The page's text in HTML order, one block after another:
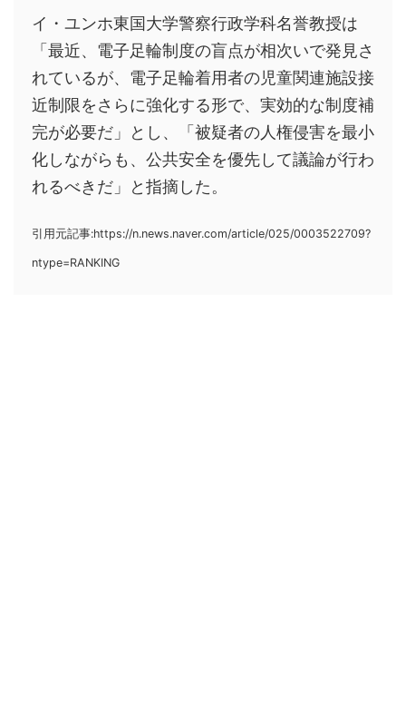
イ・ユンホ東国大学警察行政学科名誉教授は
「最近、電子足輪制度の盲点が相次いで発見さ
れているが、電子足輪着用者の児童関連施設接
近制限をさらに強化する形で、実効的な制度補
完が必要だ」とし、「被疑者の人権侵害を最小
化しながらも、公共安全を優先して議論が行わ
れるべきだ」と指摘した。
引用元記事:https://n.news.naver.com/article/025/0003522709?
ntype=RANKING